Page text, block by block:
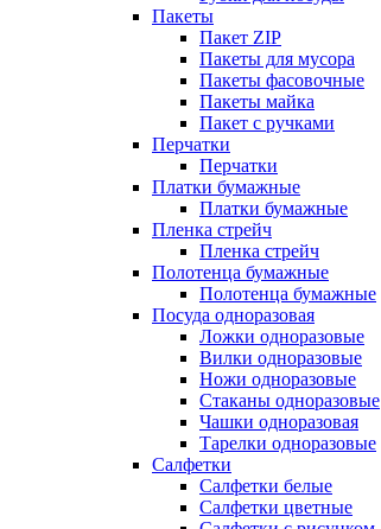
Пакеты
Пакет ZIP
Пакеты для мусора
Пакеты фасовочные
Пакеты майка
Пакет с ручками
Перчатки
Перчатки
Платки бумажные
Платки бумажные
Пленка стрейч
Пленка стрейч
Полотенца бумажные
Полотенца бумажные
Посуда одноразовая
Ложки одноразовые
Вилки одноразовые
Ножи одноразовые
Стаканы одноразовые
Чашки одноразовая
Тарелки одноразовые
Салфетки
Салфетки белые
Салфетки цветные